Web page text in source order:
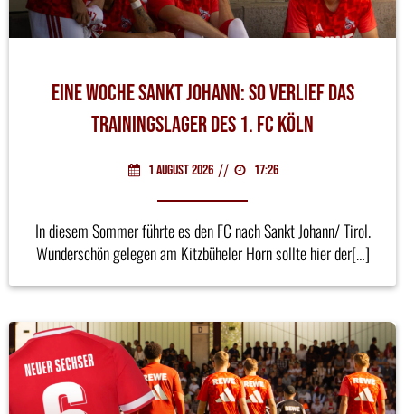
Eine Woche Sankt Johann: So verlief das
Trainingslager des 1. FC Köln
1 August 2026 // 17:26
In diesem Sommer führte es den FC nach Sankt Johann/ Tirol.
Wunderschön gelegen am Kitzbüheler Horn sollte hier der[…]